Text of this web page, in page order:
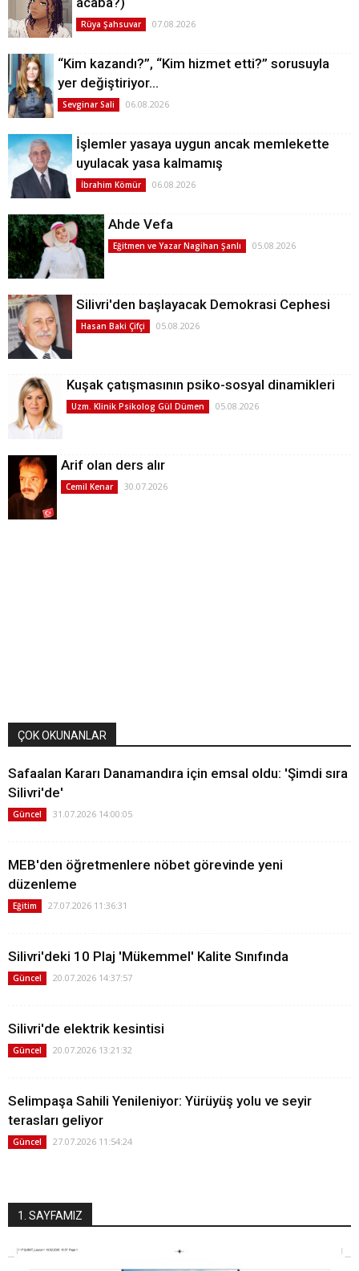
Rüya Şahsuvar 07.08.2026
“Kim kazandı?”, “Kim hizmet etti?” sorusuyla
yer değiştiriyor…
Sevginar Sali 06.08.2026
İşlemler yasaya uygun ancak memlekette
uyulacak yasa kalmamış
İbrahim Kömür 06.08.2026
Ahde Vefa
Eğitmen ve Yazar Nagihan Şanlı 05.08.2026
Silivri'den başlayacak Demokrasi Cephesi
Hasan Baki Çifçi 05.08.2026
Kuşak çatışmasının psiko-sosyal dinamikleri
Uzm. Klinik Psikolog Gül Dümen 05.08.2026
Arif olan ders alır
Cemil Kenar 30.07.2026
ÇOK OKUNANLAR
Safaalan Kararı Danamandıra için emsal oldu: 'Şimdi sıra
Silivri'de'
Güncel 31.07.2026 14:00:05
MEB'den öğretmenlere nöbet görevinde yeni
düzenleme
Eğitim 27.07.2026 11:36:31
Silivri'deki 10 Plaj 'Mükemmel' Kalite Sınıfında
Güncel 20.07.2026 14:37:57
Silivri'de elektrik kesintisi
Güncel 20.07.2026 13:21:32
Selimpaşa Sahili Yenileniyor: Yürüyüş yolu ve seyir
terasları geliyor
Güncel 27.07.2026 11:54:24
1. SAYFAMIZ